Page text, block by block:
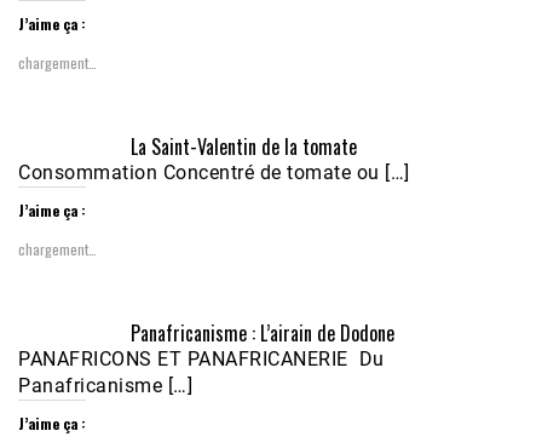
Nobana (Podologue)
Feb 24, 2021 • 28mn
J’aime ça :
chargement…
La Saint-Valentin de la tomate
Consommation Concentré de tomate ou […]
J’aime ça :
chargement…
Panafricanisme : L’airain de Dodone
PANAFRICONS ET PANAFRICANERIE Du
Panafricanisme […]
J’aime ça :